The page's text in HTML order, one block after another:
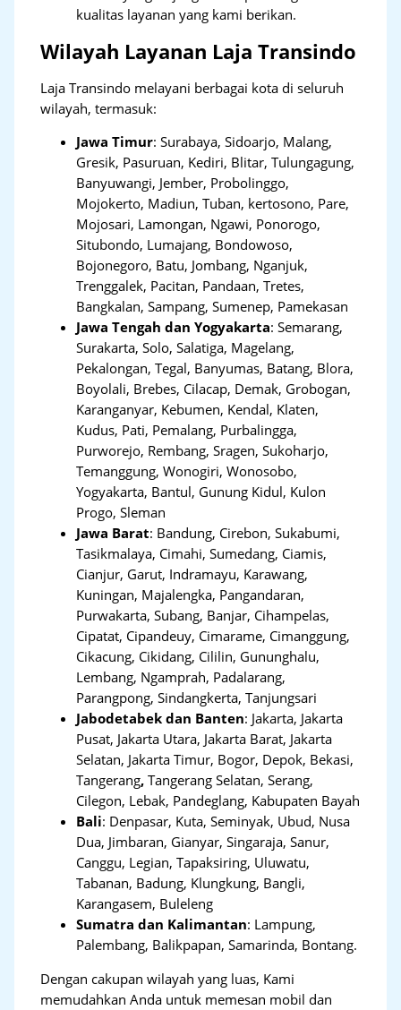
kualitas layanan yang kami berikan.
Wilayah Layanan Laja Transindo
Laja Transindo melayani berbagai kota di seluruh
wilayah, termasuk:
Jawa Timur:Surabaya, Sidoarjo, Malang,
Gresik, Pasuruan, Kediri, Blitar, Tulungagung,
Banyuwangi, Jember, Probolinggo,
Mojokerto, Madiun, Tuban, kertosono, Pare,
Mojosari, Lamongan, Ngawi, Ponorogo,
Situbondo, Lumajang, Bondowoso,
Bojonegoro, Batu, Jombang, Nganjuk,
Trenggalek, Pacitan, Pandaan, Tretes,
Bangkalan, Sampang, Sumenep, Pamekasan
Jawa Tengah dan Yogyakarta:Semarang,
Surakarta, Solo, Salatiga, Magelang,
Pekalongan, Tegal, Banyumas, Batang, Blora,
Boyolali, Brebes, Cilacap, Demak, Grobogan,
Karanganyar, Kebumen, Kendal, Klaten,
Kudus, Pati, Pemalang, Purbalingga,
Purworejo, Rembang, Sragen, Sukoharjo,
Temanggung, Wonogiri, Wonosobo,
Yogyakarta, Bantul, Gunung Kidul, Kulon
Progo, Sleman
Jawa Barat: Bandung, Cirebon, Sukabumi,
Tasikmalaya, Cimahi, Sumedang, Ciamis,
Cianjur, Garut, Indramayu, Karawang,
Kuningan, Majalengka, Pangandaran,
Purwakarta, Subang, Banjar, Cihampelas,
Cipatat, Cipandeuy, Cimarame, Cimanggung,
Cikacung, Cikidang, Cililin, Gununghalu,
Lembang, Ngamprah, Padalarang,
Parangpong, Sindangkerta, Tanjungsari
Jabodetabek dan Banten: Jakarta, Jakarta
Pusat, Jakarta Utara, Jakarta Barat, Jakarta
Selatan, Jakarta Timur, Bogor, Depok, Bekasi,
Tangerang,Tangerang Selatan, Serang,
Cilegon, Lebak, Pandeglang, Kabupaten Bayah
Bali: Denpasar, Kuta, Seminyak, Ubud, Nusa
Dua, Jimbaran, Gianyar, Singaraja, Sanur,
Canggu, Legian, Tapaksiring, Uluwatu,
Tabanan, Badung, Klungkung, Bangli,
Karangasem, Buleleng
Sumatra dan Kalimantan: Lampung,
Palembang, Balikpapan, Samarinda, Bontang.
Dengan cakupan wilayah yang luas, Kami
memudahkan Anda untuk memesan mobil dan